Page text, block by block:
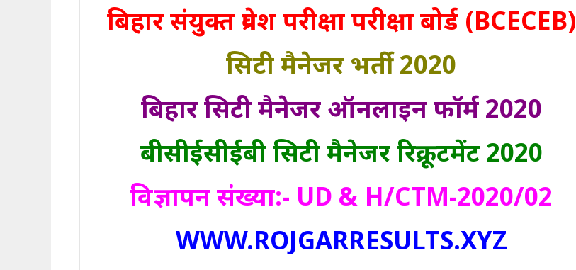
बिहार संयुक्त प्रवेश परीक्षा परीक्षा बोर्ड (BCECEB)
सिटी मैनेजर भर्ती 2020
बिहार सिटी मैनेजर ऑनलाइन फॉर्म 2020
बीसीईसीईबी सिटी मैनेजर रिक्रूटमेंट 2020
विज्ञापन संख्या:- UD & H/CTM-2020/02
WWW.ROJGARRESULTS.XYZ